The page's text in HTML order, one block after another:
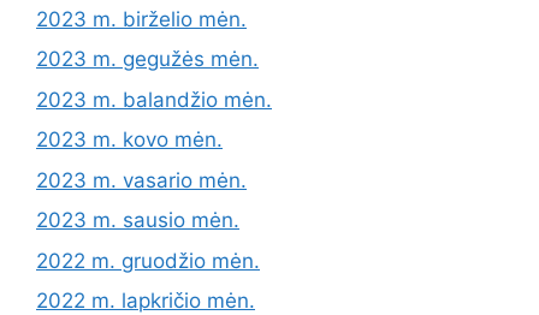
2023 m. birželio mėn.
2023 m. gegužės mėn.
2023 m. balandžio mėn.
2023 m. kovo mėn.
2023 m. vasario mėn.
2023 m. sausio mėn.
2022 m. gruodžio mėn.
2022 m. lapkričio mėn.